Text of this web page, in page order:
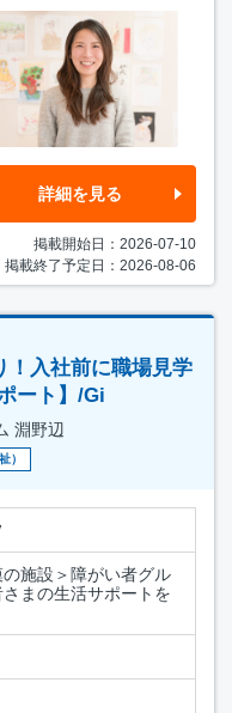
詳細を見る
掲載開始日：2026-07-10
掲載終了予定日：2026-08-06
！入社前に職場見学
ート】/Gi
淵野辺
）
施設＞障がい者グル
まの生活サポートを